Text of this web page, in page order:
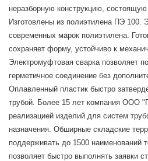
неразборную конструкцию, состоящую
Изготовлены из полиэтилена ПЭ 100.
современных марок полиэтилена.
сохраняет форму, устойчиво к
Электромуфтовая сварка позволяет
герметичное соединение без
Оплавленный пластик быстро
трубой. Более 15 лет компания ООО
реализацией изделий для систем
назначения. Обширные складские
поддерживать до 1500 наименований
позволяет быстро выполнять заявки